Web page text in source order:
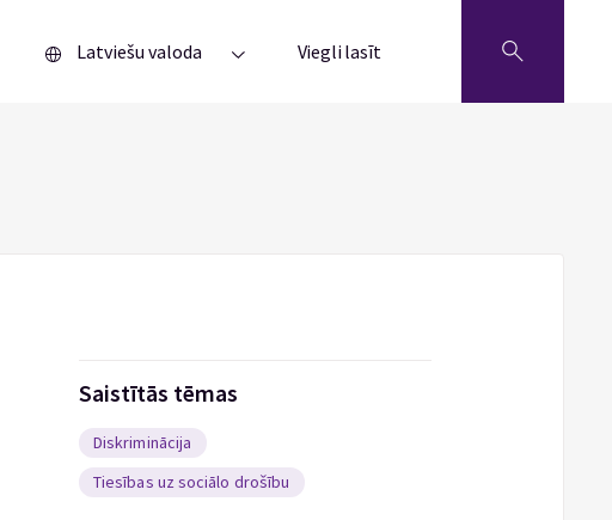
Latviešu valoda Viegli lasīt
Saistītās tēmas
Diskriminācija
Tiesības uz sociālo drošību